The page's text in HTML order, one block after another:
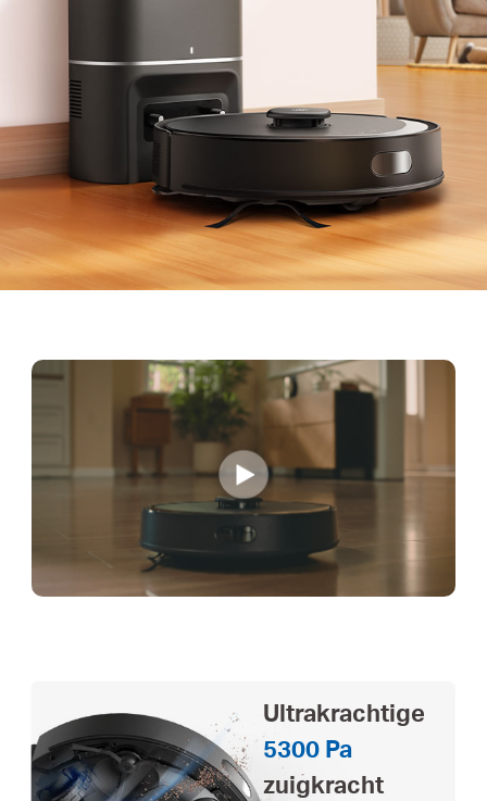
Ultrakrachtige
5300 Pa
zuigkracht